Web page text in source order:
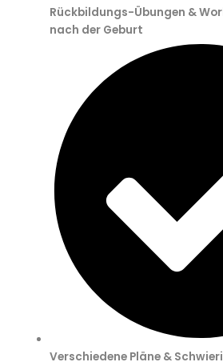
Rückbildungs-Übungen &
nach der Geburt
Verschiedene Pläne &